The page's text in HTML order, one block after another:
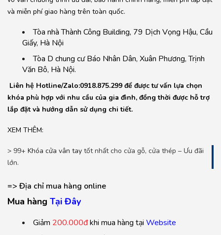
và miễn phí giao hàng trên toàn quốc.
Tòa nhà Thành Công Building, 79 Dịch Vọng Hậu, Cầu
Giấy, Hà Nội
Tòa D chung cư Báo Nhân Dân, Xuân Phương, Trịnh
Văn Bô, Hà Nội.
Liên hệ Hotline/Zalo:0918.875.299 để được tư vấn lựa chọn
khóa phù hợp với nhu cầu của gia đình, đồng thời được hỗ trợ
lắp đặt và hướng dẫn sử dụng chi tiết.
XEM THÊM:
> 99+ Khóa cửa vân tay tốt nhất cho cửa gỗ, cửa thép – Ưu đãi
lớn.
=> Địa chỉ mua hàng online
Mua hàng Tại Đây
Giảm 200.000đkhi mua hàng tại Website